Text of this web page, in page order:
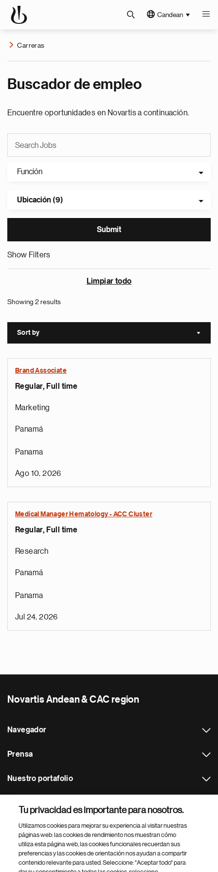
Candean
Carreras
Buscador de empleo
Encuentre oportunidades en Novartis a continuación.
Función
Ubicación (9)
Show Filters
Limpiar todo
Showing 2 results
Sort by Sort
Brand Associate
Regular, Full time
Marketing
Panamá
Panama
Ago 10, 2026
Medical Manager Hematology - ACC Cluster
Regular, Full time
Research
Panamá
Panama
Jul 24, 2026
Novartis Andean & CAC region
Navegador
Prensa
Nuestro portafolio
Footer Site Search
Tu privacidad es importante para nosotros.
Utilizamos cookies para mejorar su experiencia al visitar nuestras
páginas web: las cookies de rendimiento nos muestran cómo
utiliza esta página web, las cookies funcionales recuerdan sus
preferencias y las cookies de orientación nos ayudan a compartir
contenido relevante para usted. Seleccione: "Aceptar todo" para